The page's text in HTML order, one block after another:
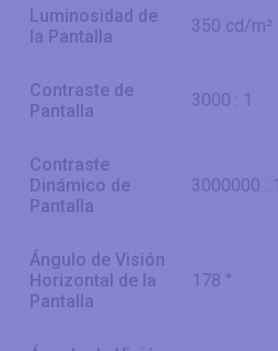
Luminosidad de
la Pantalla
350 cd/m²
Contraste de
Pantalla
3000 : 1
Contraste
Dinámico de
Pantalla
3000000 : 1
Ángulo de Visión
Horizontal de la
Pantalla
178 °